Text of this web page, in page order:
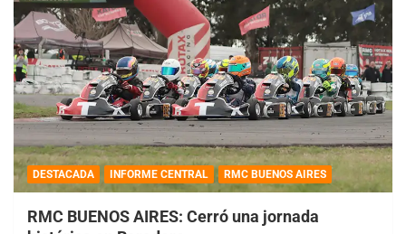
DESTACADA INFORME CENTRAL RMC BUENOS AIRES
RMC BUENOS AIRES: Cerró una jornada